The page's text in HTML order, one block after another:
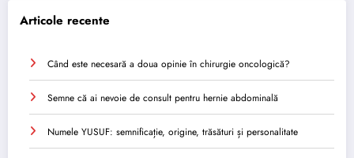
Articole recente
Când este necesară a doua opinie în chirurgie oncologică?
Semne că ai nevoie de consult pentru hernie abdominală
Numele YUSUF: semnificație, origine, trăsături și personalitate